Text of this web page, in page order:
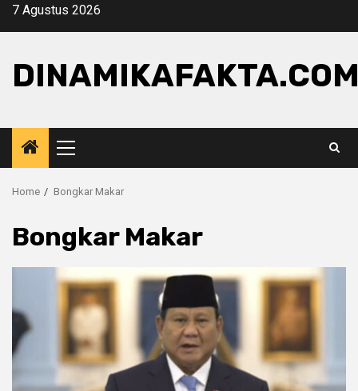
Skip7 Agustus 2026
Primary
Menu
Home Bongkar Makar
Bongkar Makar